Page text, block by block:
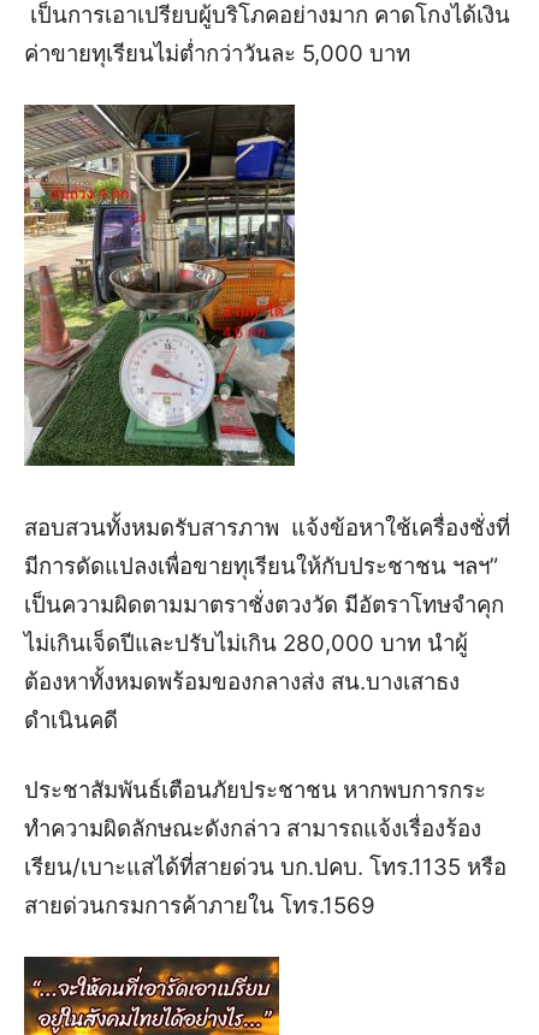
เป็นการเอาเปรียบผู้บริโภคอย่างมาก คาดโกงได้เงิน
ค่าขายทุเรียนไม่ต่ำกว่าวันละ 5,000 บาท
สอบสวนทั้งหมดรับสารภาพ แจ้งข้อหาใช้เครื่องชั่งที่
มีการดัดแปลงเพื่อขายทุเรียนให้กับประชาชน ฯลฯ”
เป็นความผิดตามมาตราชั่งตวงวัด มีอัตราโทษจำคุก
ไม่เกินเจ็ดปีและปรับไม่เกิน 280,000 บาท นำผู้
ต้องหาทั้งหมดพร้อมของกลางส่ง สน.บางเสาธง
ดำเนินคดี
ประชาสัมพันธ์เตือนภัยประชาชน หากพบการกระ
ทำความผิดลักษณะดังกล่าว สามารถแจ้งเรื่องร้อง
เรียน/เบาะแสได้ที่สายด่วน บก.ปคบ. โทร.1135 หรือ
สายด่วนกรมการค้าภายใน โทร.1569